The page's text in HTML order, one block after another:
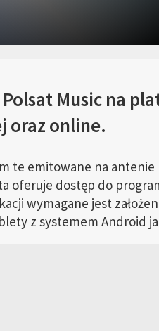
Music na
oraz online.
te emitowane na antenie
oferuje dostęp do
wymagane jest
z systemem Android